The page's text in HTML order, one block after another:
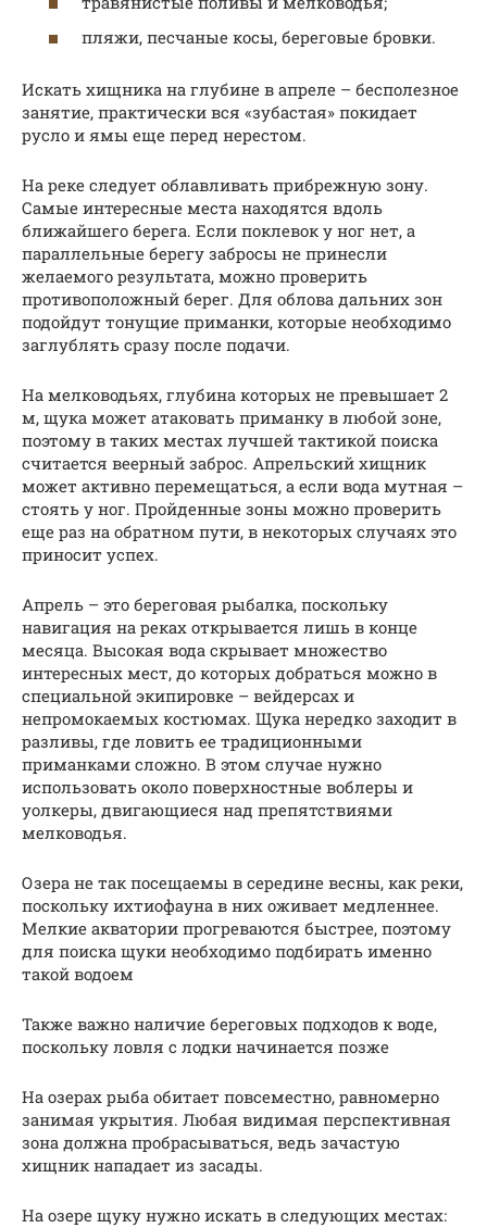
пляжи, песчаные косы, береговые бровки.
Искать хищника на глубине в апреле – бесполезное
занятие, практически вся «зубастая» покидает
русло и ямы еще перед нерестом.
На реке следует облавливать прибрежную зону.
Самые интересные места находятся вдоль
ближайшего берега. Если поклевок у ног нет, а
параллельные берегу забросы не принесли
желаемого результата, можно проверить
противоположный берег. Для облова дальних зон
подойдут тонущие приманки, которые необходимо
заглублять сразу после подачи.
На мелководьях, глубина которых не превышает 2
м, щука может атаковать приманку в любой зоне,
поэтому в таких местах лучшей тактикой поиска
считается веерный заброс. Апрельский хищник
может активно перемещаться, а если вода мутная –
стоять у ног. Пройденные зоны можно проверить
еще раз на обратном пути, в некоторых случаях это
приносит успех.
Апрель – это береговая рыбалка, поскольку
навигация на реках открывается лишь в конце
месяца. Высокая вода скрывает множество
интересных мест, до которых добраться можно в
специальной экипировке – вейдерсах и
непромокаемых костюмах. Щука нередко заходит в
разливы, где ловить ее традиционными
приманками сложно. В этом случае нужно
использовать около поверхностные воблеры и
уолкеры, двигающиеся над препятствиями
мелководья.
Озера не так посещаемы в середине весны, как реки,
поскольку ихтиофауна в них оживает медленнее.
Мелкие акватории прогреваются быстрее, поэтому
для поиска щуки необходимо подбирать именно
такой водоем
Также важно наличие береговых подходов к воде,
поскольку ловля с лодки начинается позже
На озерах рыба обитает повсеместно, равномерно
занимая укрытия. Любая видимая перспективная
зона должна пробрасываться, ведь зачастую
хищник нападает из засады.
На озере щуку нужно искать в следующих местах: